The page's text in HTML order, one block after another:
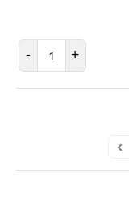
- Počet položek
+